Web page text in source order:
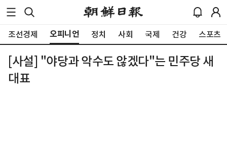
조선경제 오피니언 정치 사회 국제 건강 스포츠
[사설] "야당과 악수도 않겠다"는 민주당 새
대표